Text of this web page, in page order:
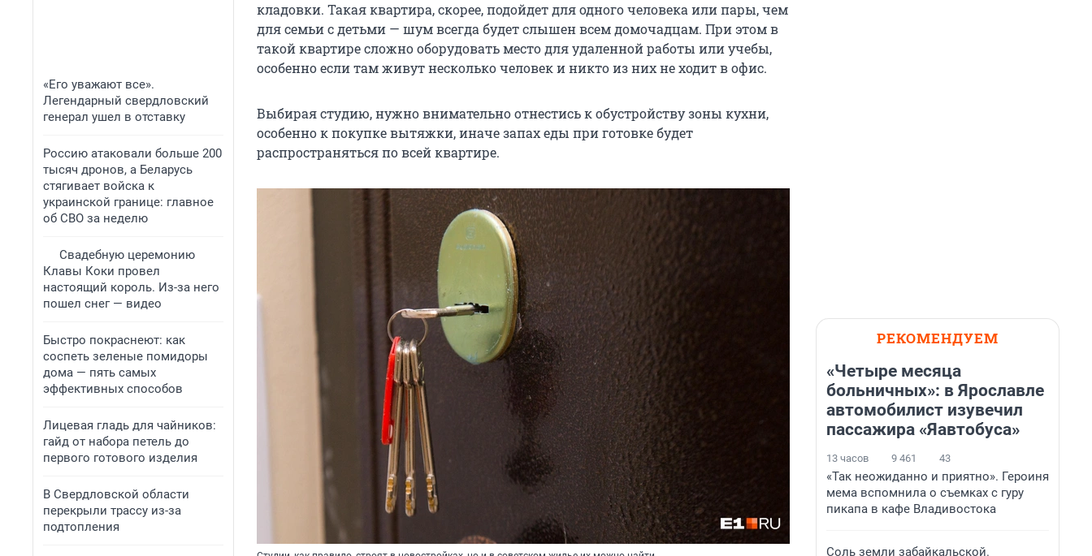
«Его уважают все».
Легендарный свердловский
генерал ушел в отставку
Россию атаковали больше 200
тысяч дронов, а Беларусь
стягивает войска к
украинской границе: главное
об СВО за неделю
Свадебную церемонию
Клавы Коки провел
настоящий король. Из-за него
пошел снег — видео
Быстро покраснеют: как
соспеть зеленые помидоры
дома — пять самых
эффективных способов
Лицевая гладь для чайников:
гайд от набора петель до
первого готового изделия
В Свердловской области
перекрыли трассу из-за
подтопления
кладовки. Такая квартира, скорее, подойдет для одного человека или пары, чем
для семьи с детьми — шум всегда будет слышен всем домочадцам. При этом в
такой квартире сложно оборудовать место для удаленной работы или учебы,
особенно если там живут несколько человек и никто из них не ходит в офис.
Выбирая студию, нужно внимательно отнестись к обустройству зоны кухни,
особенно к покупке вытяжки, иначе запах еды при готовке будет
распространяться по всей квартире.
РЕКОМЕНДУЕМ
«Четыре месяца
больничных»: в Ярославле
автомобилист изувечил
пассажира «Яавтобуса»
13 часов 9 461 43
«Так неожиданно и приятно». Героиня
мема вспомнила о съемках с гуру
пикапа в кафе Владивостока
Соль земли забайкальской.